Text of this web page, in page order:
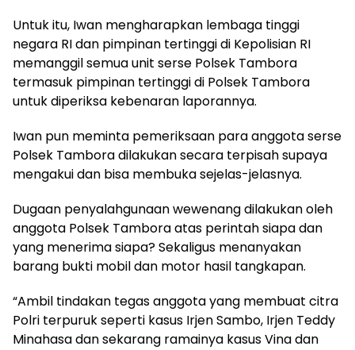
Untuk itu, Iwan mengharapkan lembaga tinggi
negara RI dan pimpinan tertinggi di Kepolisian RI
memanggil semua unit serse Polsek Tambora
termasuk pimpinan tertinggi di Polsek Tambora
untuk diperiksa kebenaran laporannya.
Iwan pun meminta pemeriksaan para anggota serse
Polsek Tambora dilakukan secara terpisah supaya
mengakui dan bisa membuka sejelas-jelasnya.
Dugaan penyalahgunaan wewenang dilakukan oleh
anggota Polsek Tambora atas perintah siapa dan
yang menerima siapa? Sekaligus menanyakan
barang bukti mobil dan motor hasil tangkapan.
“Ambil tindakan tegas anggota yang membuat citra
Polri terpuruk seperti kasus Irjen Sambo, Irjen Teddy
Minahasa dan sekarang ramainya kasus Vina dan